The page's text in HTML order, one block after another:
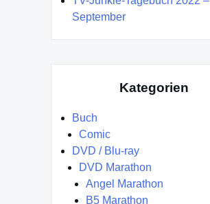
September
Kategorien
Buch
Comic
DVD / Blu-ray
DVD Marathon
Angel Marathon
B5 Marathon